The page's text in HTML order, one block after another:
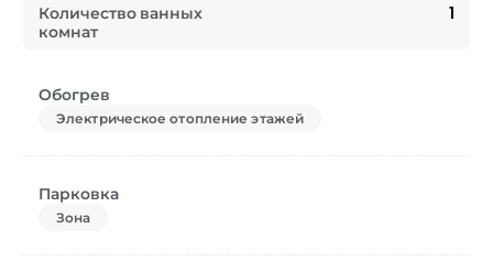
Количество ванных
комнат
1
Обогрев
Электрическое отопление этажей
Парковка
Зона